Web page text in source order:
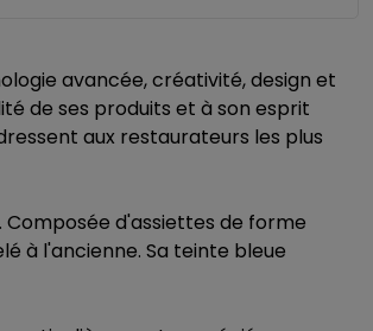
avancée, créativité, design et
de ses produits et à son esprit
aux restaurateurs les plus
d'assiettes de forme
à l'ancienne. Sa teinte bleue